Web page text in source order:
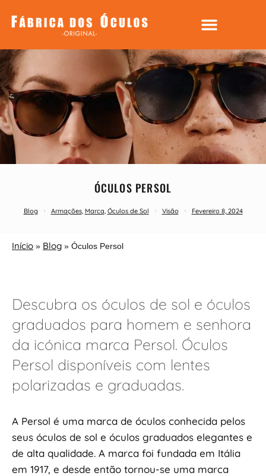
ÓCULOS PERSOL
Blog Armações, Marca, Óculos de Sol Visão Fevereiro 8, 2024
Início » Blog » Óculos Persol
Descubra os óculos de sol e óculos
graduados para homem e senhora
da icónica marca Persol. Óculos
Persol disponíveis com lentes
polarizadas e graduadas.
A Persol é uma marca de óculos conhecida pelos
seus óculos de sol e óculos graduados elegantes e
de alta qualidade. A marca foi fundada em Itália
em 1917, e desde então tornou-se uma marca